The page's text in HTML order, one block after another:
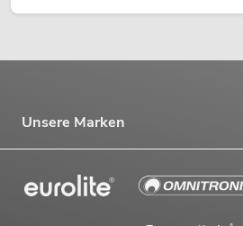
Unsere Marken